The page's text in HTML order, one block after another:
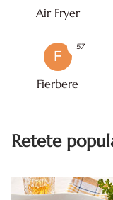
Air Fryer
F
Fierbere
57
Retete